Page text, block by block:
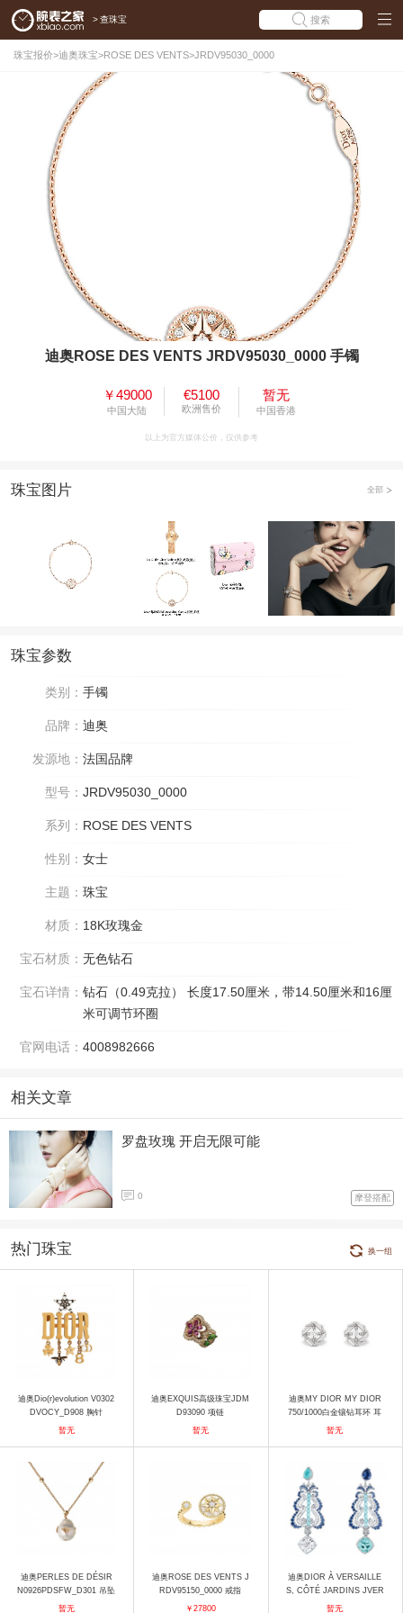
> 查珠宝 搜索
珠宝报价>迪奥珠宝>ROSE DES VENTS>JRDV95030_0000
迪奥ROSE DES VENTS JRDV95030_0000 手镯
￥49000
中国大陆
€5100
欧洲售价
暂无
中国香港
以上为官方媒体公价，仅供参考
珠宝图片 全部
珠宝参数
类别： 手镯
品牌： 迪奥
发源地： 法国品牌
型号： JRDV95030_0000
系列： ROSE DES VENTS
性别： 女士
主题： 珠宝
材质： 18K玫瑰金
宝石材质： 无色钻石
宝石详情： 钻石（0.49克拉） 长度17.50厘米，带14.50厘米和16厘
米可调节环圈
官网电话： 4008982666
相关文章
罗盘玫瑰 开启无限可能
0 摩登搭配
热门珠宝 换一组
迪奥Dio(r)evolution V0302
DVOCY_D908 胸针
暂无
迪奥EXQUIS高级珠宝JDM
D93090 项链
暂无
迪奥MY DIOR MY DIOR
750/1000白金镶钻耳环 耳
饰
暂无
迪奥PERLES DE DÉSIR
N0926PDSFW_D301 吊坠
暂无
迪奥ROSE DES VENTS J
RDV95150_0000 戒指
￥27800
迪奥DIOR À VERSAILLE
S, CÔTÉ JARDINS JVER
93104 0000 耳饰
暂无